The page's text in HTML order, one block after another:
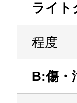
ライト
程度
B:傷・